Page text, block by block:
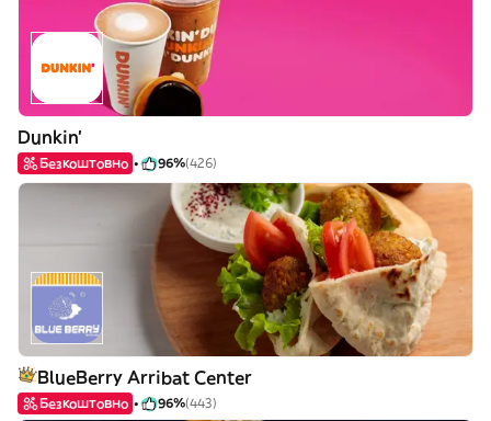
Dunkin'
Безкоштовно 96%(426)
BlueBerry Arribat Center
Безкоштовно 96%(443)